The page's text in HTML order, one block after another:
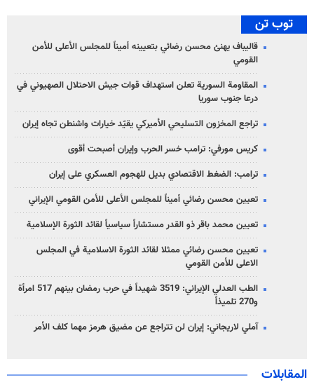
توب تن
قاليباف يهنئ محسن رضائي بتعيينه أميناً للمجلس الأعلى للأمن
القومي
المقاومة السورية تعلن استهداف قوات جيش الاحتلال الصهيوني في
درعا جنوب سوريا
تراجع المخزون التسليحي الأميركي يقيّد خيارات واشنطن تجاه إيران
كريس مورفي: ترامب خسر الحرب وإيران أصبحت أقوى
ترامب: الضغط الاقتصادي بديل للهجوم العسكري على إيران
تعيين محسن رضائي أميناً للمجلس الأعلى للأمن القومي الإيراني
تعيين محمد باقر ذو القدر مستشاراً سياسياً لقائد الثورة الإسلامية
تعيين محسن رضائي ممثلا لقائد الثورة الاسلامية في المجلس
الاعلى للأمن القومي
الطب العدلي الإيراني: 3519 شهيداً في حرب رمضان بينهم 517 امرأة
و270 تلميذاً
آملي لاريجاني: إيران لن تتراجع عن مضيق هرمز مهما كلف الأمر
المقابلات